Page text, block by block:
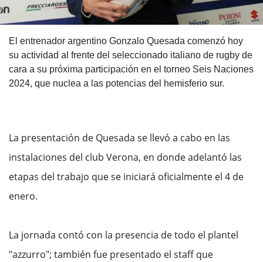
El entrenador argentino Gonzalo Quesada comenzó hoy
su actividad al frente del seleccionado italiano de rugby de
cara a su próxima participación en el torneo Seis Naciones
2024, que nuclea a las potencias del hemisferio sur.
La presentación de Quesada se llevó a cabo en las
instalaciones del club Verona, en donde adelantó las
etapas del trabajo que se iniciará oficialmente el 4 de
enero.
La jornada contó con la presencia de todo el plantel
"azzurro"; también fue presentado el staff que